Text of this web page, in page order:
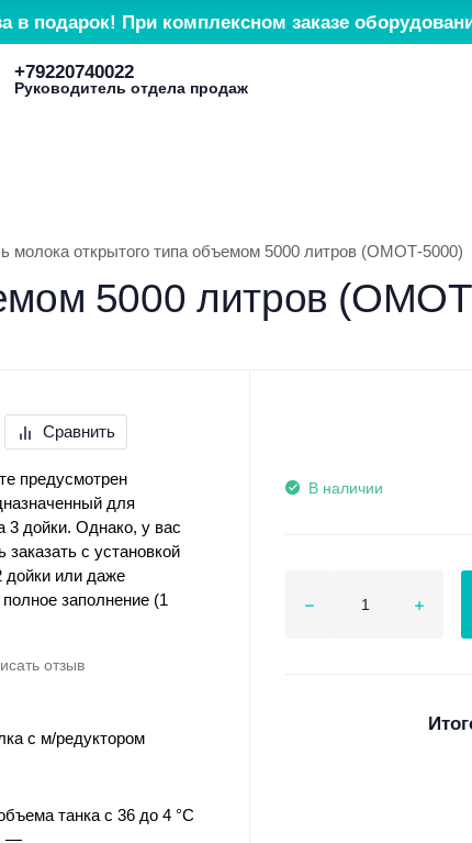
в подарок! При комплексном заказе
+79220740022
Руководитель отдела продаж
молока открытого типа объемом 5000 литров (ОМОТ-5000)
5000 литров
Сравнить
предусмотрен
для
3 дойки. Однако, у вас
заказать с установкой
дойки или даже
заполнение (1
отзыв
с м/редуктором
танка с 36 до 4 °C
В наличии